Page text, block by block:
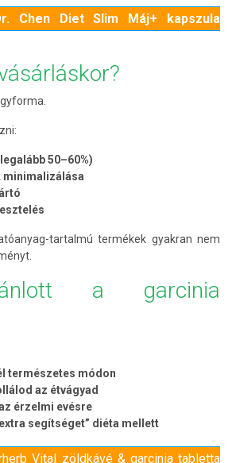
Chen Diet Slim Máj+ kapszula
50–60%)
minimalizálása
tartalmú termékek gyakran nem
a garcinia
természetes módon
az étvágyad
érzelmi evésre
segítséget” diéta mellett
Vital zöldkávé & garcinia tabletta